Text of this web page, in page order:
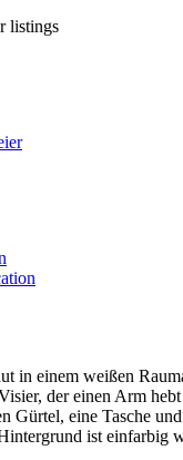
listings